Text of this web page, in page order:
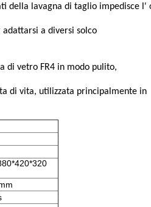
della lavagna di taglio impedisce l'
a diversi solco
di vetro FR4 in modo pulito,
di vita, utilizzata principalmente in